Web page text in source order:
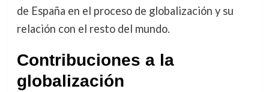
de España en el proceso de globalización y su
relación con el resto del mundo.
Contribuciones a la
globalización